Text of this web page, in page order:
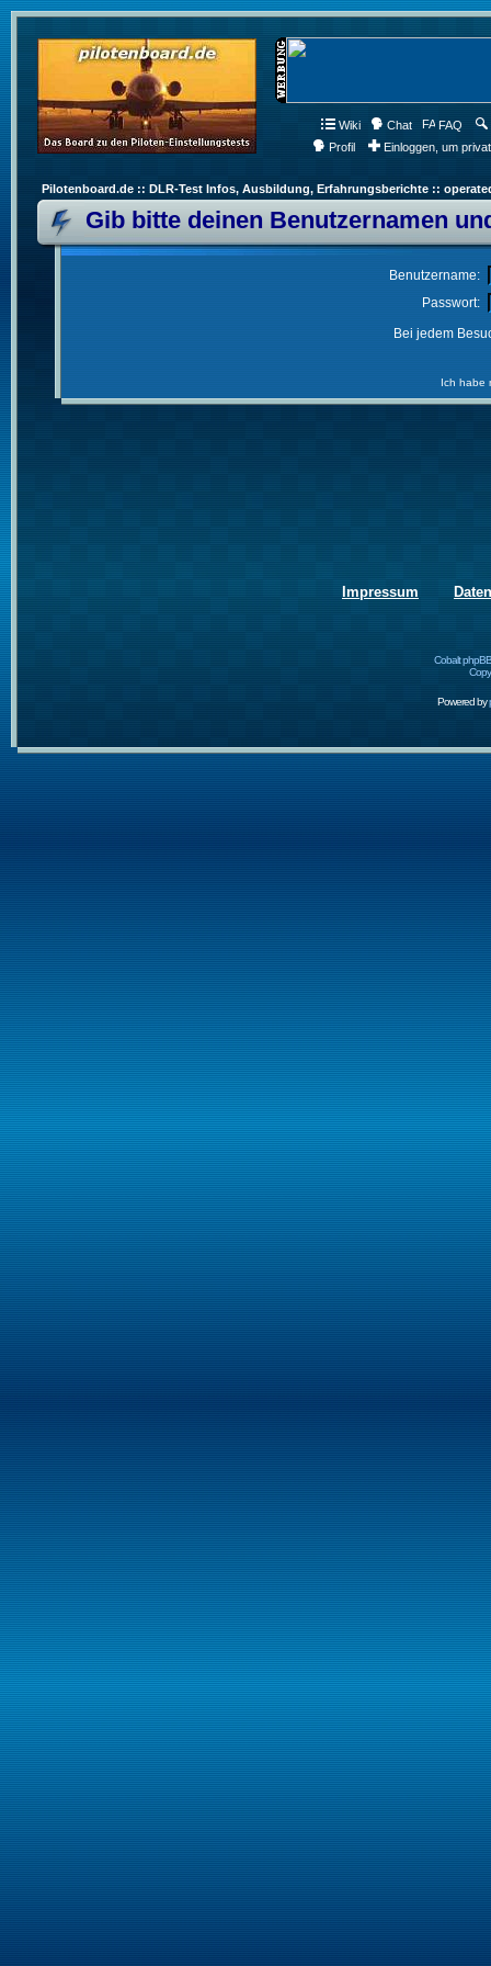
Wiki Chat FAQ
Profil
Einloggen, um
Pilotenboard.de :: DLR-Test Infos, Ausbildung, Erfahrungsberichte ::
Gib bitte deinen Benutzernamen
Benutzername:
Passwort:
Bei jedem
Ich habe
Impressum
Cobalt
Powered by